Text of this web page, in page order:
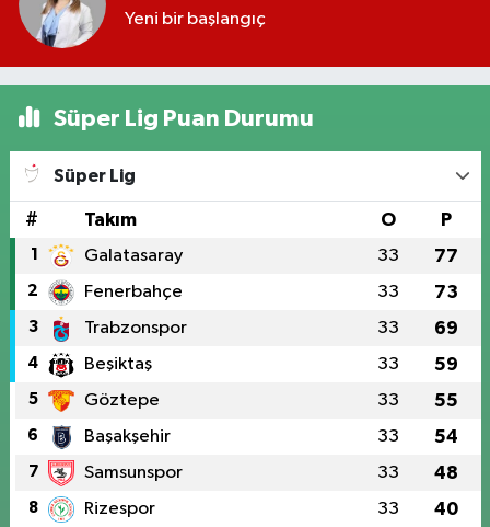
Yeni bir başlangıç
Süper Lig Puan Durumu
Süper Lig
# Takım O P
1 Galatasaray 33 77
2 Fenerbahçe 33 73
3 Trabzonspor 33 69
4 Beşiktaş 33 59
5 Göztepe 33 55
6 Başakşehir 33 54
7 Samsunspor 33 48
8 Rizespor 33 40